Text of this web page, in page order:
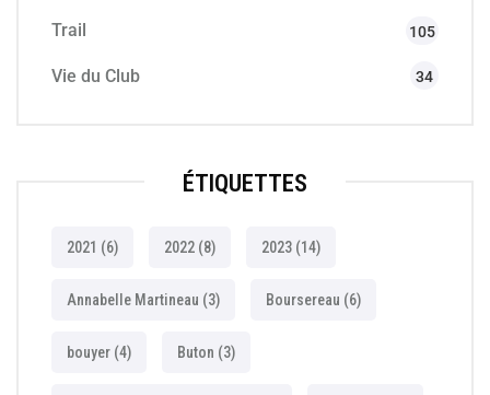
Trail 105
Vie du Club 34
ÉTIQUETTES
2021 (6) 2022 (8) 2023 (14)
Annabelle Martineau (3) Boursereau (6)
bouyer (4) Buton (3)